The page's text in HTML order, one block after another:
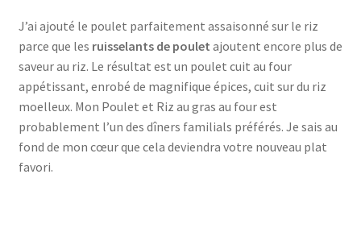
J’ai ajouté le poulet parfaitement assaisonné sur le riz
parce que les ruisselants de poulet ajoutent encore plus de
saveur au riz. Le résultat est un poulet cuit au four
appétissant, enrobé de magnifique épices, cuit sur du riz
moelleux. Mon Poulet et Riz au gras au four est
probablement l’un des dîners familials préférés. Je sais au
fond de mon cœur que cela deviendra votre nouveau plat
favori.